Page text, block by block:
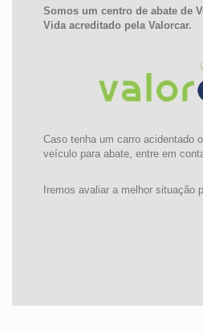
Somos um centro de abate de
Vida acreditado pela Valorcar.
Caso tenha um carro acidentado
veículo para abate, entre em
Iremos avaliar a melhor situação